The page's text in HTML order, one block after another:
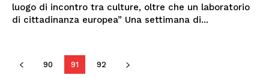
luogo di incontro tra culture, oltre che un laboratorio
di cittadinanza europea” Una settimana di...
90 91 92